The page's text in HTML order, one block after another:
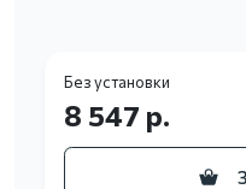
Без установки
8 547 р.